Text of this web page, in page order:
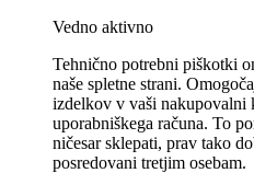
Vedno aktivno
Tehnično potrebni piškotki
naše spletne strani.
izdelkov v vaši nakupovalni
uporabniškega računa. To
ničesar sklepati, prav tako
posredovani tretjim osebam.